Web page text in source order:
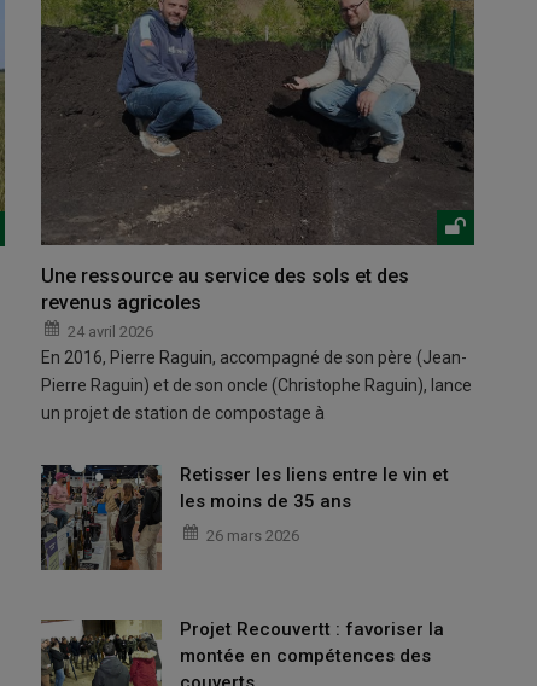
Une ressource au service des sols et des
revenus agricoles
24 avril 2026
En 2016, Pierre Raguin, accompagné de son père (Jean-
Pierre Raguin) et de son oncle (Christophe Raguin), lance
un projet de station de compostage à
Retisser les liens entre le vin et
les moins de 35 ans
26 mars 2026
Projet Recouvertt : favoriser la
montée en compétences des